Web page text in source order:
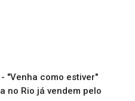
"Venha como estiver"
no Rio já vendem pelo